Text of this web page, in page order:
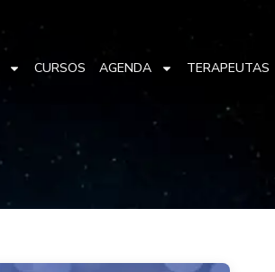
CURSOS AGENDA TERAPEUTAS